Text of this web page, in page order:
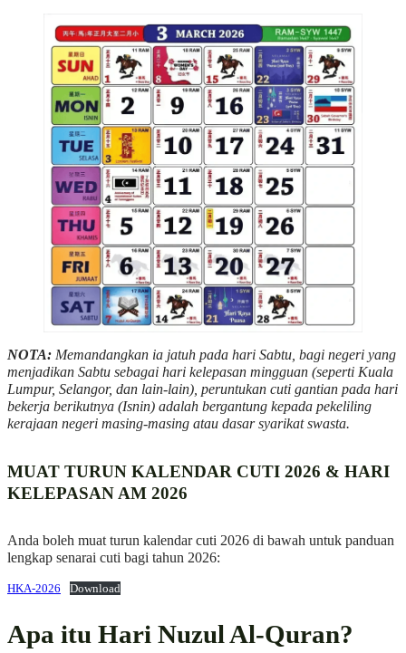
NOTA: Memandangkan ia jatuh pada hari Sabtu, bagi negeri yang
menjadikan Sabtu sebagai hari kelepasan mingguan (seperti Kuala
Lumpur, Selangor, dan lain-lain), peruntukan cuti gantian pada hari
bekerja berikutnya (Isnin) adalah bergantung kepada pekeliling
kerajaan negeri masing-masing atau dasar syarikat swasta.
MUAT TURUN KALENDAR CUTI 2026 & HARI
KELEPASAN AM 2026
Anda boleh muat turun kalendar cuti 2026 di bawah untuk panduan
lengkap senarai cuti bagi tahun 2026:
HKA-2026 Download
Apa itu Hari Nuzul Al-Quran?